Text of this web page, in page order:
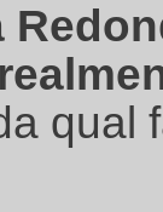
qual